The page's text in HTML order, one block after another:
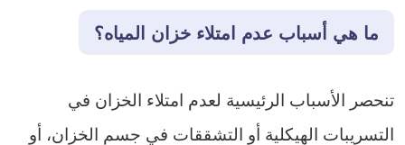
ما هي أسباب عدم امتلاء خزان المياه؟
تنحصر الأسباب الرئيسية لعدم امتلاء الخزان في
التسريبات الهيكلية أو التشققات في جسم الخزان، أو